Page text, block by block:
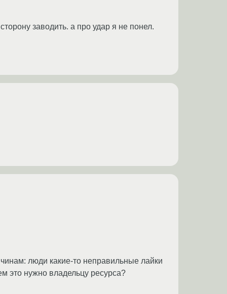
заводить. а про удар я не понел.
люди какие-то неправильные лайки
это нужно владельцу ресурса?